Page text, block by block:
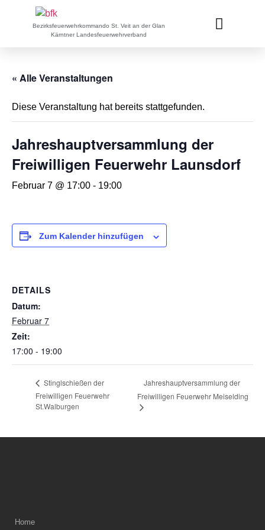
Bezirksfeuerwehrkommando St. Veit an der Glan
Kärntner Landesfeuerwehrverband
« Alle Veranstaltungen
Diese Veranstaltung hat bereits stattgefunden.
Jahreshauptversammlung der
Freiwilligen Feuerwehr Launsdorf
Februar 7 @ 17:00 - 19:00
Zum Kalender hinzufügen
DETAILS
Datum:
Februar 7
Zeit:
17:00 - 19:00
Stinglschießen der
Freiwilligen Feuerwehr
St.Walburgen
Jahreshauptversammlung der
Freiwilligen Feuerwehr Meiselding
Home